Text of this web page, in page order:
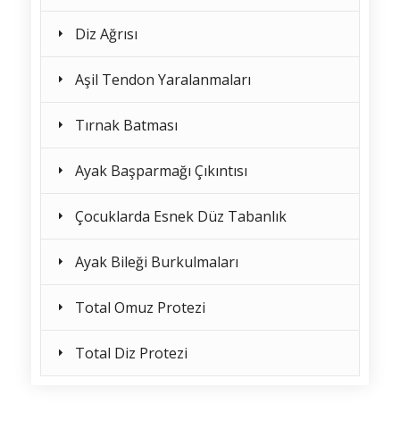
Diz Ağrısı
Aşil Tendon Yaralanmaları
Tırnak Batması
Ayak Başparmağı Çıkıntısı
Çocuklarda Esnek Düz Tabanlık
Ayak Bileği Burkulmaları
Total Omuz Protezi
Total Diz Protezi